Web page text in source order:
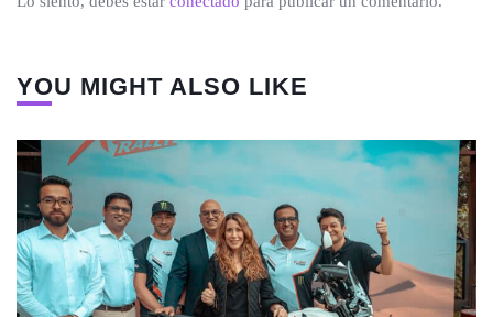
YOU MIGHT ALSO LIKE